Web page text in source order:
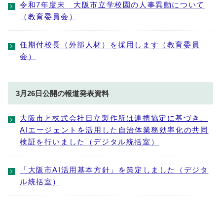
令和7年度末 大阪市立学校園の人事異動について
（教育委員会）
任期付校長（外部人材）を採用します（教育委員
会）
3月26日公開の報道発表資料
大阪市と株式会社日立製作所は連携協定に基づき、
AIエージェントを活用した自治体業務効率化の共同
検証を行いました（デジタル統括室）
「大阪市AI活用基本方針」を策定しました（デジタ
ル統括室）